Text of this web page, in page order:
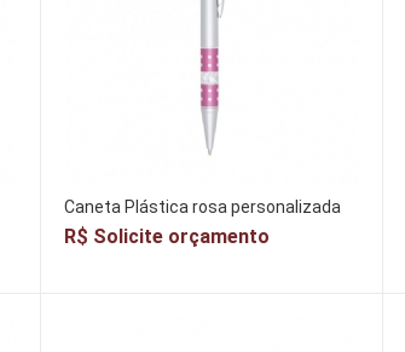
Caneta Plástica rosa personalizada
R$ Solicite orçamento